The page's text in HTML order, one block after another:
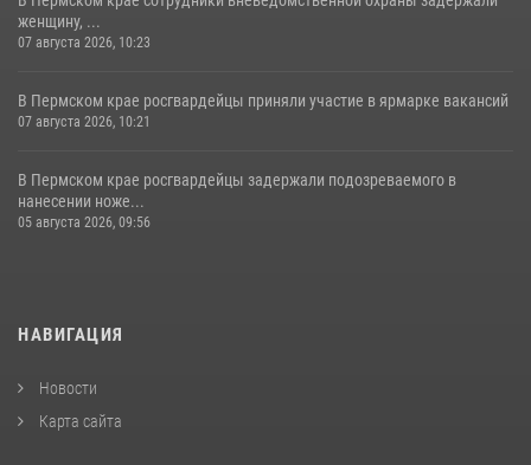
женщину, ...
07 августа 2026, 10:23
В Пермском крае росгвардейцы приняли участие в ярмарке вакансий
07 августа 2026, 10:21
В Пермском крае росгвардейцы задержали подозреваемого в
нанесении ноже...
05 августа 2026, 09:56
НАВИГАЦИЯ
Новости
Карта сайта